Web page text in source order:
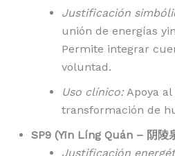
Justificación
unión de energías
Permite integrar
voluntad.
Uso clínico:Apoya al
transformación de
SP9 (Yīn Líng Quán – 阴陵
Justificación